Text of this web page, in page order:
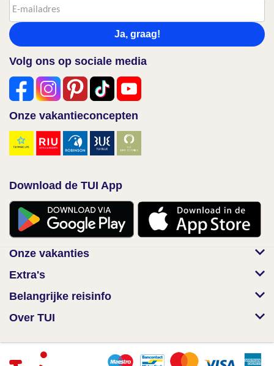
Ja, graag!
Volg ons op sociale media
Onze vakantieconcepten
Download de TUI App
Onze vakanties
Extra's
Belangrijke reisinfo
Over TUI